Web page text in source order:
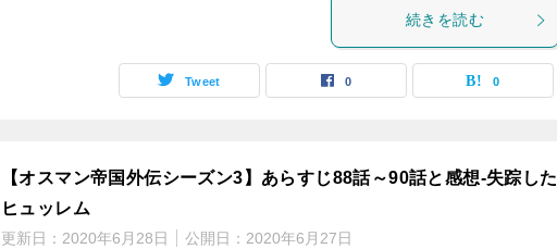
続きを読む
Tweet 0 0
【オスマン帝国外伝シーズン3】あらすじ88話～90話と感想-失踪した
ヒュッレム
更新日： 2020年6月28日 公開日： 2020年6月27日